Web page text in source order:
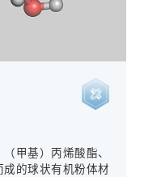
甲基）丙烯酸酯、
的球状有机粉体材